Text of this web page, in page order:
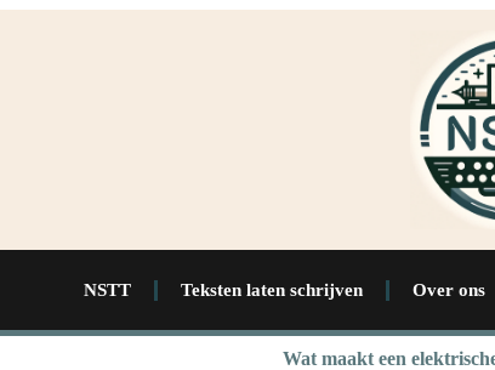
NSTT Teksten laten schrijven Over ons
Wat maakt een